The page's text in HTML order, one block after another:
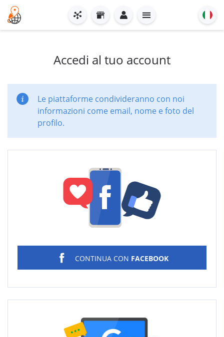
Accedi al tuo account
Le piattaforme condivideranno con noi
informazioni come email, nome e foto del
profilo.
CONTINUA CON FACEBOOK